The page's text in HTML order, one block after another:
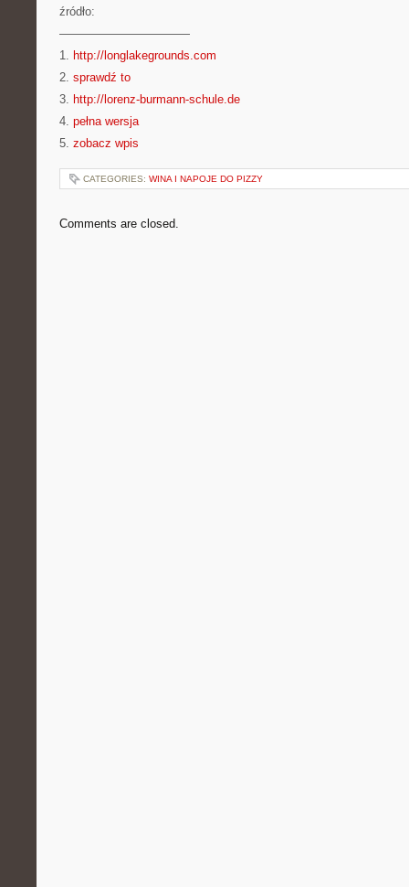
źródło:
———————————
1. http://longlakegrounds.com
2. sprawdź to
3. http://lorenz-burmann-schule.de
4. pełna wersja
5. zobacz wpis
CATEGORIES: WINA I NAPOJE DO PIZZY
Comments are closed.